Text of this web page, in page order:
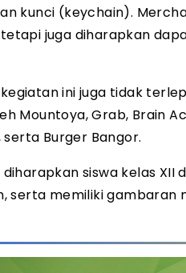
kunci (keychain).
juga diharapkan
ini juga tidak
Mountoya, Grab, Brain
serta Burger Bangor.
diharapkan siswa kelas
serta memiliki